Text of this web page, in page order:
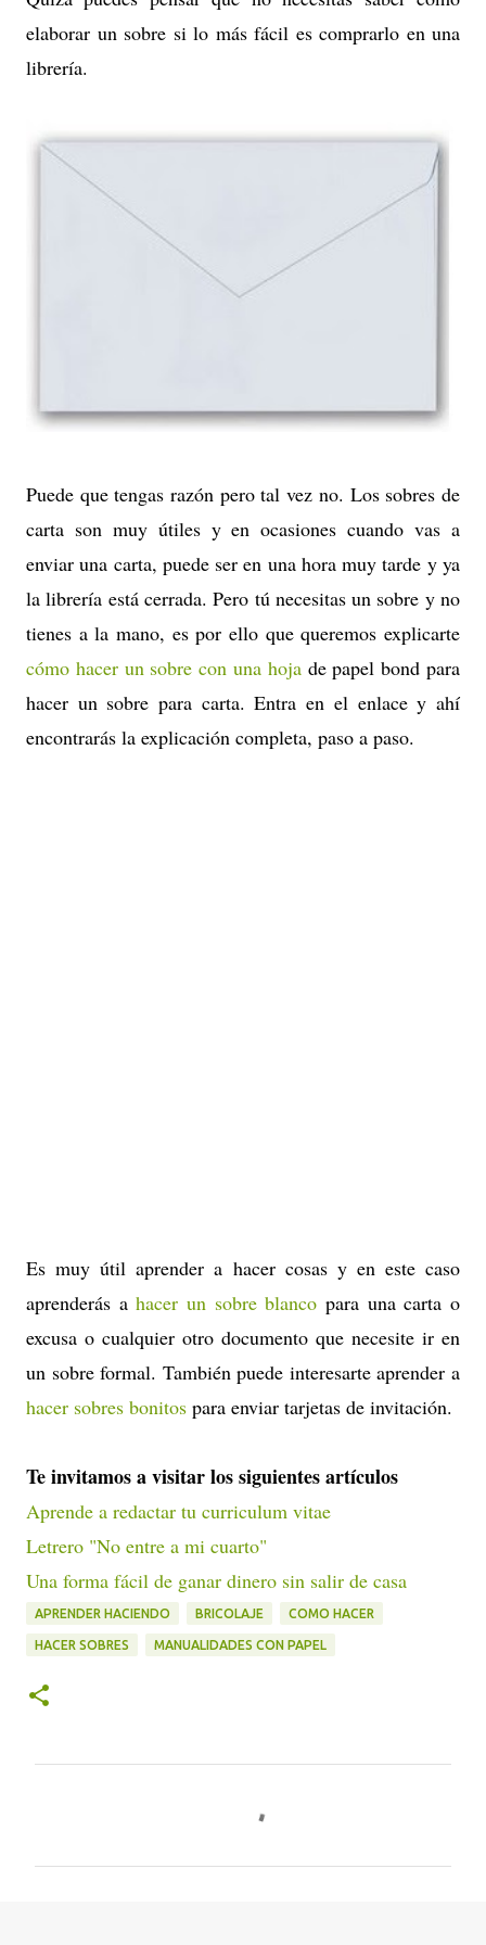
elaborar un sobre si lo más fácil es comprarlo en una
librería.
Puede que tengas razón pero tal vez no. Los sobres de
carta son muy útiles y en ocasiones cuando vas a
enviar una carta, puede ser en una hora muy tarde y ya
la librería está cerrada. Pero tú necesitas un sobre y no
tienes a la mano, es por ello que queremos explicarte
cómo hacer un sobre con una hoja de papel bond para
hacer un sobre para carta. Entra en el enlace y ahí
encontrarás la explicación completa, paso a paso.
Es muy útil aprender a hacer cosas y en este caso
aprenderás ahacer un sobre blanco para una carta o
excusa o cualquier otro documento que necesite ir en
un sobre formal. También puede interesarte aprender a
hacer sobres bonitos para enviar tarjetas de invitación.
Te invitamos a visitar los siguientes artículos
Aprende a redactar tu curriculum vitae
Letrero "No entre a mi cuarto"
Una forma fácil de ganar dinero sin salir de casa
APRENDER HACIENDO BRICOLAJE COMO HACER
HACER SOBRES MANUALIDADES CON PAPEL